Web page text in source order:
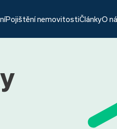
Pojištění nemovitostiČlánkyO